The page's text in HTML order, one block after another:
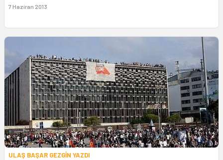
7 Haziran 2013
ULAŞ BAŞAR GEZGİN YAZDI